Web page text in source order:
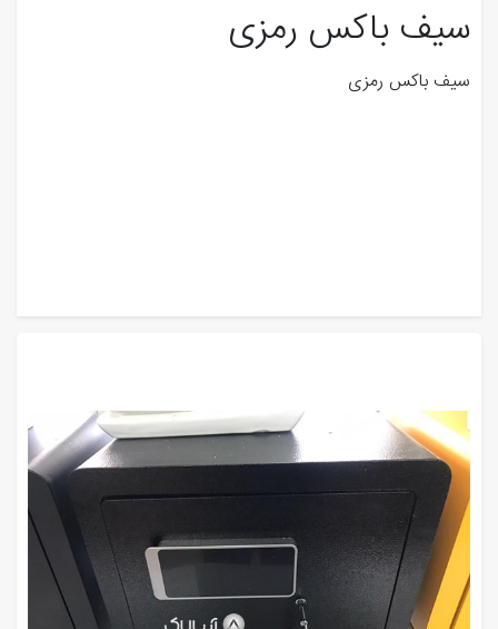
سیف باکس رمزی
سیف باکس رمزی